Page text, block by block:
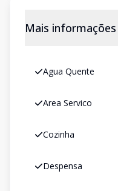
Mais informações
Agua Quente
Area Servico
Cozinha
Despensa